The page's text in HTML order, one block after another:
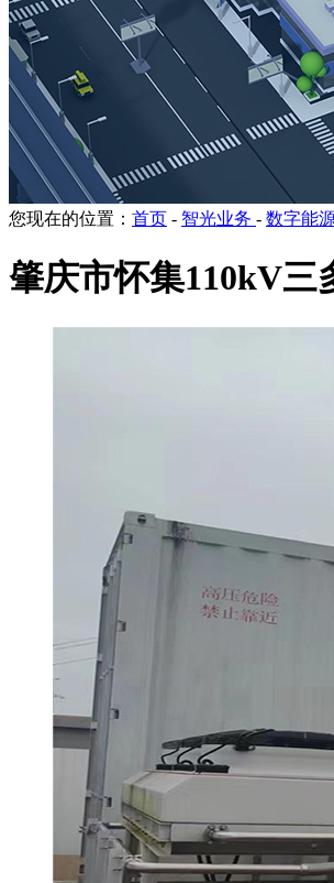
您现在的位置： 首页 - 智光业务 - 数字能
肇庆市怀集110kV三